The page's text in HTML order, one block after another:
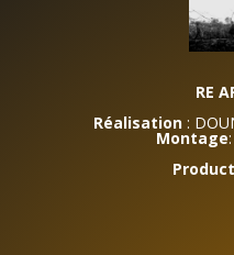
RE
Réalisation :
Montage